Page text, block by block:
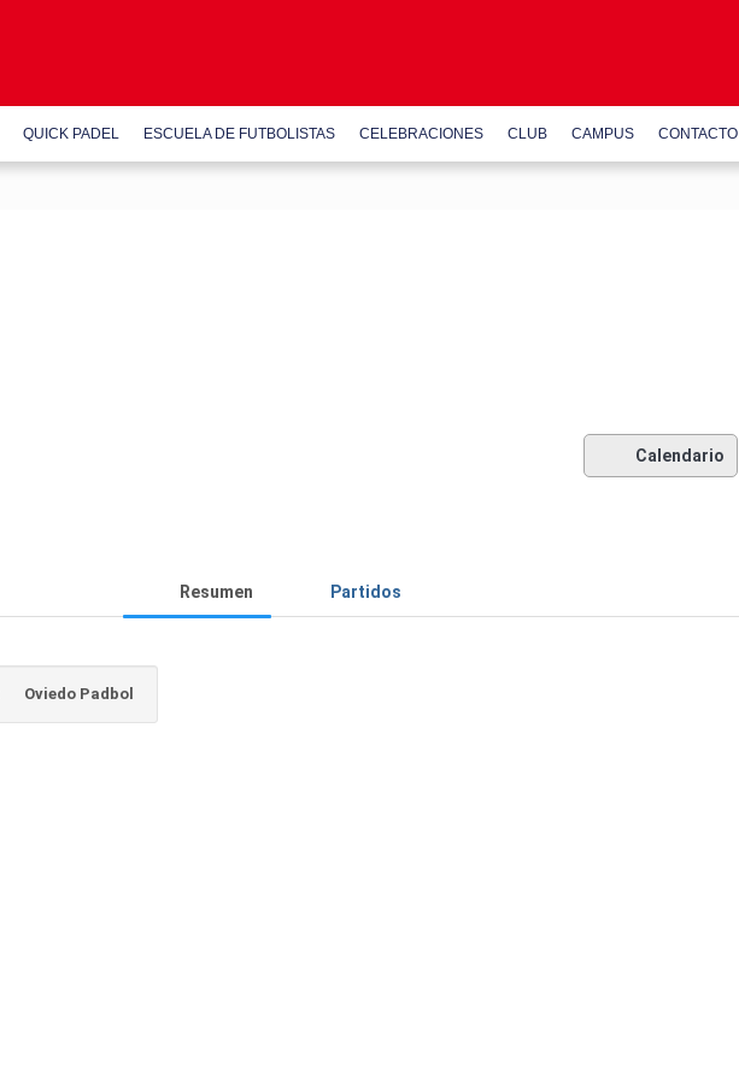
QUICK PADEL ESCUELA DE FUTBOLISTAS CELEBRACIONES CLUB CAMPUS CONTACTO
Calendario
Resumen Partidos
Oviedo Padbol